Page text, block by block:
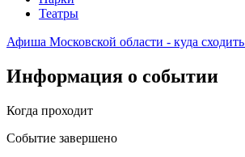
Театры
Афиша Московской области - куда сходить
Информация о событии
Когда проходит
Событие завершено